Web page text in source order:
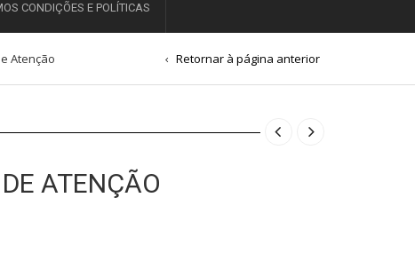
CONDIÇÕES E POLÍTICAS
Atenção Retornar à página anterior
ATENÇÃO